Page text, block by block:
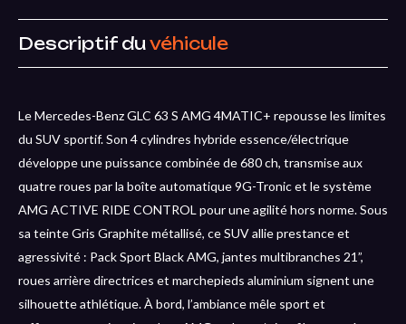
Descriptif duvéhicule
Le Mercedes-Benz GLC 63 S AMG 4MATIC+ repousse les limites
du SUV sportif. Son 4 cylindres hybride essence/électrique
développe une puissance combinée de 680 ch, transmise aux
quatre roues par la boîte automatique 9G-Tronic et le système
AMG ACTIVE RIDE CONTROL pour une agilité hors norme. Sous
sa teinte Gris Graphite métallisé, ce SUV allie prestance et
agressivité : Pack Sport Black AMG, jantes multibranches 21”,
roues arrière directrices et marchepieds aluminium signent une
silhouette athlétique. À bord, l’ambiance mêle sport et